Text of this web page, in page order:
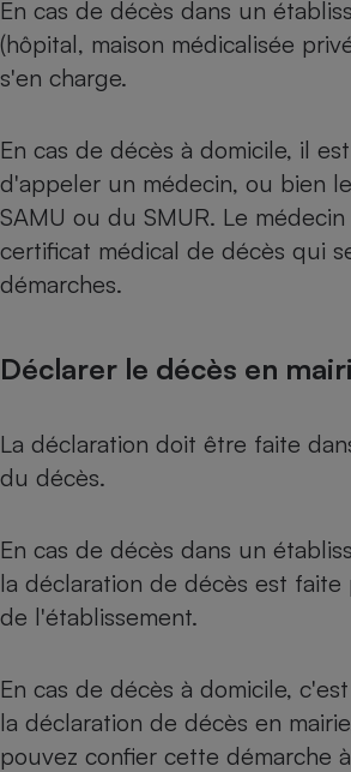
En cas de décès dans un
(hôpital, maison médicalisée
s'en charge.
En cas de décès à domicile, il
d'appeler un médecin, ou bien
SAMU ou du SMUR. Le
certificat médical de décès qui
démarches.
Déclarer le décès en
La déclaration doit être faite
du décès.
En cas de décès dans un
la déclaration de décès est
de l'établissement.
En cas de décès à domicile,
la déclaration de décès en
pouvez confier cette démarche
Petit